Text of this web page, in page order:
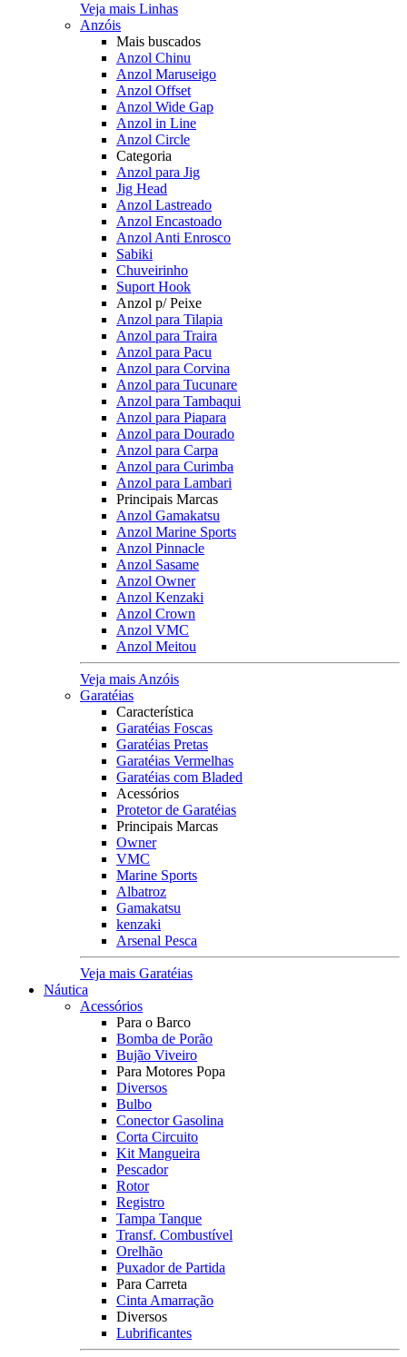
Veja mais Linhas
Anzóis
Mais buscados
Anzol Chinu
Anzol Maruseigo
Anzol Offset
Anzol Wide Gap
Anzol in Line
Anzol Circle
Categoria
Anzol para Jig
Jig Head
Anzol Lastreado
Anzol Encastoado
Anzol Anti Enrosco
Sabiki
Chuveirinho
Suport Hook
Anzol p/ Peixe
Anzol para Tilapia
Anzol para Traira
Anzol para Pacu
Anzol para Corvina
Anzol para Tucunare
Anzol para Tambaqui
Anzol para Piapara
Anzol para Dourado
Anzol para Carpa
Anzol para Curimba
Anzol para Lambari
Principais Marcas
Anzol Gamakatsu
Anzol Marine Sports
Anzol Pinnacle
Anzol Sasame
Anzol Owner
Anzol Kenzaki
Anzol Crown
Anzol VMC
Anzol Meitou
Veja mais Anzóis
Garatéias
Característica
Garatéias Foscas
Garatéias Pretas
Garatéias Vermelhas
Garatéias com Bladed
Acessórios
Protetor de Garatéias
Principais Marcas
Owner
VMC
Marine Sports
Albatroz
Gamakatsu
kenzaki
Arsenal Pesca
Veja mais Garatéias
Náutica
Acessórios
Para o Barco
Bomba de Porão
Bujão Viveiro
Para Motores Popa
Diversos
Bulbo
Conector Gasolina
Corta Circuito
Kit Mangueira
Pescador
Rotor
Registro
Tampa Tanque
Transf. Combustível
Orelhão
Puxador de Partida
Para Carreta
Cinta Amarração
Diversos
Lubrificantes